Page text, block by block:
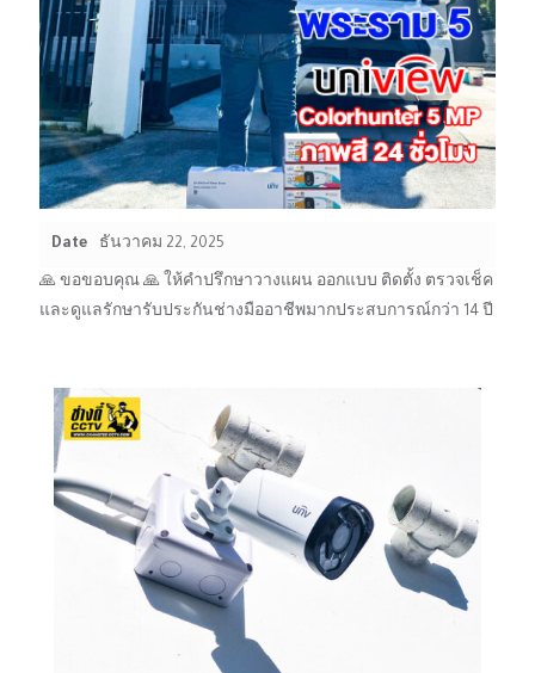
Date ธันวาคม 22, 2025
🙏 ขอขอบคุณ 🙏 ให้คำปรึกษาวางแผน ออกแบบ ติดตั้ง ตรวจเช็ค
และดูแลรักษารับประกันช่างมืออาชีพมากประสบการณ์กว่า 14 ปี